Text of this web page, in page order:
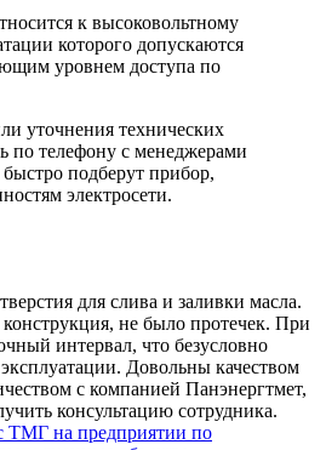
к высоковольтному
которого допускаются
уровнем доступа по
уточнения технических
по телефону с менеджерами
подберут прибор,
электросети.
для слива и заливки масла.
не было протечек. При
интервал, что безусловно
Довольны качеством
с компанией Панэнергтмет,
консультацию сотрудника.
на предприятии по